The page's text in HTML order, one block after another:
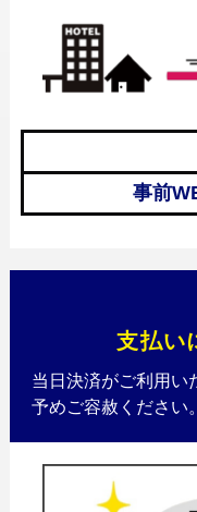
事前
支払い
当日決済がご利用い
予めご容赦ください。